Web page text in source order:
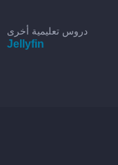
دروس تعليمية أخرى
Jellyfin